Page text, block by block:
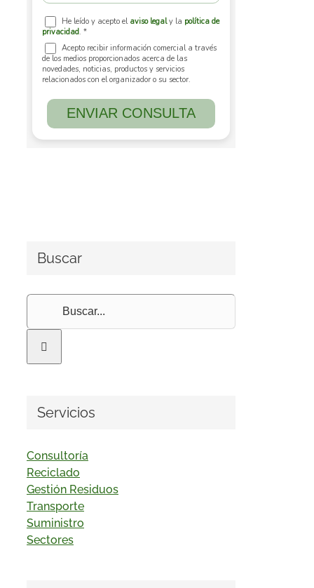
Buscar
Buscar:
Servicios
Consultoría
Reciclado
Gestión Residuos
Transporte
Suministro
Sectores